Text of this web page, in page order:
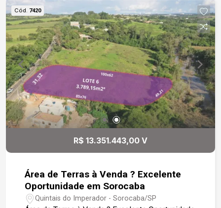
gourmet com churrasqueira a carvão, perfeita
para receber amigos e familiares. A cozinha em
estilo americano possui armários modulados e
se integra parcialmente à sala através de um
elegante balcão, proporcionando funcionalidade e
convivência entre os ambientes. O condomínio
oferece infraestrutura de clube completo, com
diversas opções de lazer, segurança e
comodidade para toda a família, em uma
localização estratégica cercada por comércio,
serviços, gastronomia e as principais vias de
acesso da cidade. Um apartamento que reúne
conforto, praticidade e localização privilegiada
Cód. 7420
R$ 13.351.443,00 V
Área de Terras à Venda ? Excelente
Oportunidade em Sorocaba
Quintais do Imperador - Sorocaba/SP